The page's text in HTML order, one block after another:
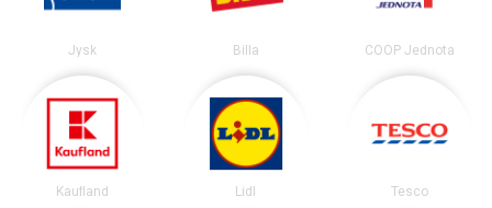
Jysk Billa COOP Jednota
Kaufland Lidl Tesco